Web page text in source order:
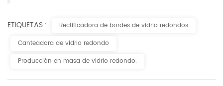
ETIQUETAS :
Rectificadora de bordes de vidrio redondos
Canteadora de vidrio redondo
Producción en masa de vidrio redondo.